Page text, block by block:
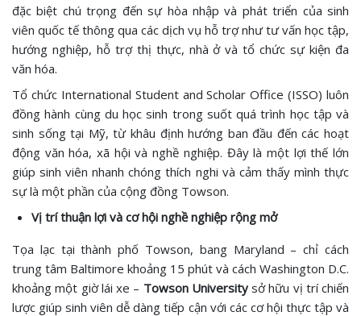
đặc biệt chú trọng đến sự hòa nhập và phát triển của sinh
viên quốc tế thông qua các dịch vụ hỗ trợ như tư vấn học tập,
hướng nghiệp, hỗ trợ thị thực, nhà ở và tổ chức sự kiện đa
văn hóa.
Tổ chức International Student and Scholar Office (ISSO) luôn
đồng hành cùng du học sinh trong suốt quá trình học tập và
sinh sống tại Mỹ, từ khâu định hướng ban đầu đến các hoạt
động văn hóa, xã hội và nghề nghiệp. Đây là một lợi thế lớn
giúp sinh viên nhanh chóng thích nghi và cảm thấy mình thực
sự là một phần của cộng đồng Towson.
Vị trí thuận lợi và cơ hội nghề nghiệp rộng mở
Tọa lạc tại thành phố Towson, bang Maryland – chỉ cách
trung tâm Baltimore khoảng 15 phút và cách Washington D.C.
khoảng một giờ lái xe – Towson University sở hữu vị trí chiến
lược giúp sinh viên dễ dàng tiếp cận với các cơ hội thực tập và